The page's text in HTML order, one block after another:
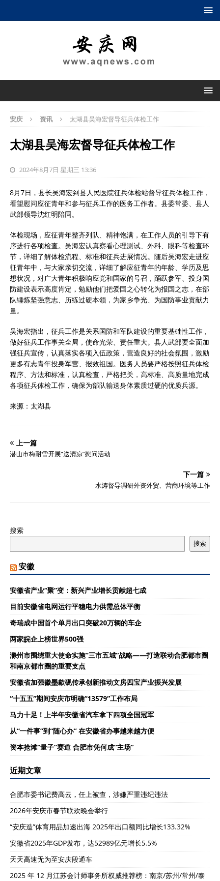
安庆 资讯 太湖县吴海宏督导征兵体检工作
太湖县吴海宏督导征兵体检工作
2024年8月7日 星期三 13:36
8月7日，县长吴海宏到县人民医院征兵体检站督导征兵体检工作，
看望慰问应征青年和参与征兵工作的医务工作者。县委常委、县人
武部领导沈红明陪同。
体检现场，应征青年整齐列队、精神饱满，在工作人员的引导下有
序进行各项检查。吴海宏认真察看心理测试、外科、眼科等检查环
节，详细了解体检流程、标准和征兵进展情况。随后吴海宏走进应
征青年中，与大家亲切交流，详细了解应征青年的年龄、学历及思
想状况，对广大青年积极响应党和国家的号召，踊跃参军、投身国
防建设表示高度肯定，勉励他们把爱国之心转化为报国之志，在部
队锤炼坚强意志、历练过硬本领，为家乡争光、为国防事业贡献力
量。
吴海宏指出，征兵工作是关系国防和军队建设的重要基础性工作，
做好征兵工作事关全局，使命光荣、责任重大。县人武部要全面加
强征兵宣传，认真落实各项入伍政策，营造良好的社会氛围，激励
更多有志青年投身军营、报效祖国。医务人员要严格按照征兵体检
程序、方法和标准，认真检查，严格把关，高标准、高质量地完成
各项征兵体检工作，确保为部队输送身体素质过硬的优质兵源。
来源：太湖县
上一篇
潜山市梅耐雪开展“送清凉”慰问活动
下一篇
水涛督导调研外资外贸、营商环境等工作
搜索
搜索
安徽
安徽省产业“聚”变：新兴产业增长贡献超七成
目前安徽省电网运行平稳电力供需总体平衡
奇瑞成中国首个单月出口突破20万辆的车企
两家皖企上榜世界500强
滁州市围绕重大使命实施“三市五城”战略——打造联动合肥都市圈
和南京都市圈的重要支点
安徽省加强徽墨歙砚传承创新推动文房四宝产业振兴发展
“十五五”期间安庆市明确“13579”工作布局
马力十足！上半年安徽省汽车拿下四项全国冠军
从“一件事”到“随心办” 在安徽省办事越来越方便
资本抢滩“量子”赛道 合肥市凭何成“主场”
近期文章
合肥市委书记费高云，任上被查，涉嫌严重违纪违法
2026年安庆市春节联欢晚会举行
“安庆造”体育用品加速出海 2025年出口额同比增长133.32%
安徽省2025年GDP发布，达52989亿元增长5.5%
天天高速无为至安庆段通车
2025 年 12 月江苏会计师事务所权威推荐榜：南京/苏州/常州/泰